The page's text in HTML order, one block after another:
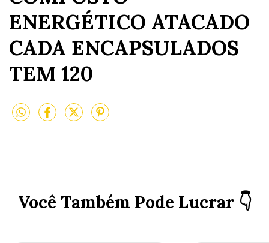
ENERGÉTICO ATACADO
CADA ENCAPSULADOS
TEM 120
Você Também Pode Lucrar 👇